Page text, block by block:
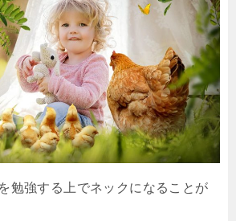
勉強する上でネックになることが